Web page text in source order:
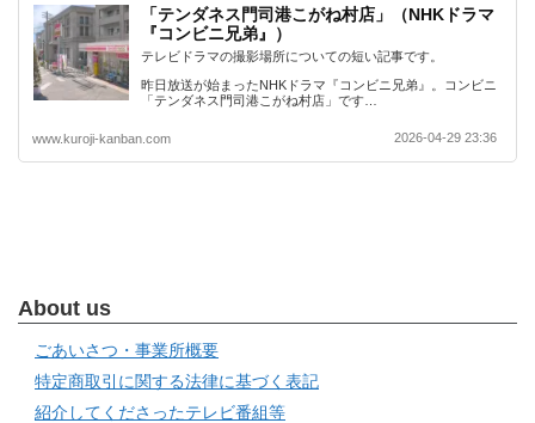
「テンダネス門司港こがね村店」（NHKドラマ
『コンビニ兄弟』）
テレビドラマの撮影場所についての短い記事です。
昨日放送が始まったNHKドラマ『コンビニ兄弟』。コンビニ
「テンダネス門司港こがね村店」です…
www.kuroji-kanban.com 2026-04-29 23:36
About us
ごあいさつ・事業所概要
特定商取引に関する法律に基づく表記
紹介してくださったテレビ番組等